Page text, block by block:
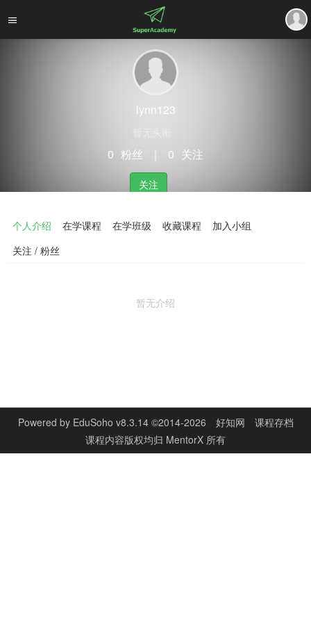
lynn123
0 粉丝 0 关注
关注
个人介绍 在学课程 在学班级 收藏课程
加入小组
关注 / 粉丝
暂无介绍
Powered by EduSoho v8.3.14©2014-2026 好知网
课程存档
课程内容版权均归 MentorX 所有